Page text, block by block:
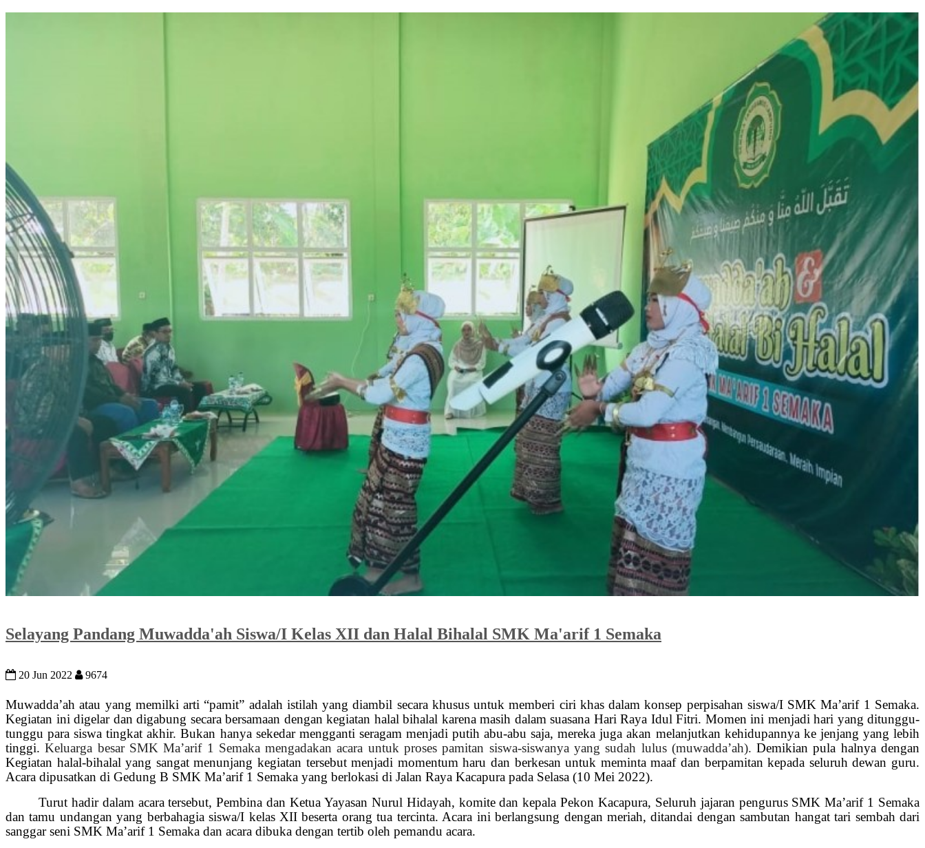
Selayang Pandang Muwadda'ah Siswa/I Kelas XII dan Halal Bihalal SMK Ma'arif 1 Semaka
20 Jun 2022 9674
Muwadda’ah atau yang memilki arti “pamit” adalah istilah yang diambil secara khusus untuk memberi ciri khas dalam konsep perpisahan siswa/I SMK Ma’arif 1 Semaka.
Kegiatan ini digelar dan digabung secara bersamaan dengan kegiatan halal bihalal karena masih dalam suasana Hari Raya Idul Fitri. Momen ini menjadi hari yang ditunggu-
tunggu para siswa tingkat akhir. Bukan hanya sekedar mengganti seragam menjadi putih abu-abu saja, mereka juga akan melanjutkan kehidupannya ke jenjang yang lebih
tinggi.Keluarga besar SMK Ma’arif 1 Semaka mengadakan acara untuk proses pamitan siswa-siswanya yang sudah lulus (muwadda’ah).Demikian pula halnya dengan
Kegiatan halal-bihalal yang sangat menunjang kegiatan tersebut menjadi momentum haru dan berkesan untuk meminta maaf dan berpamitan kepada seluruh dewan guru.
Acara dipusatkan di Gedung B SMK Ma’arif 1 Semaka yang berlokasi di Jalan Raya Kacapura pada Selasa (10 Mei 2022).
Turut hadir dalam acara tersebut, Pembina dan Ketua Yayasan Nurul Hidayah, komite dan kepala Pekon Kacapura, Seluruh jajaran pengurus SMK Ma’arif 1 Semaka
dan tamu undangan yang berbahagia siswa/I kelas XII beserta orang tua tercinta. Acara ini berlangsung dengan meriah, ditandai dengan sambutan hangat tari sembah dari
sanggar seni SMK Ma’arif 1 Semaka dan acara dibuka dengan tertib oleh pemandu acara.